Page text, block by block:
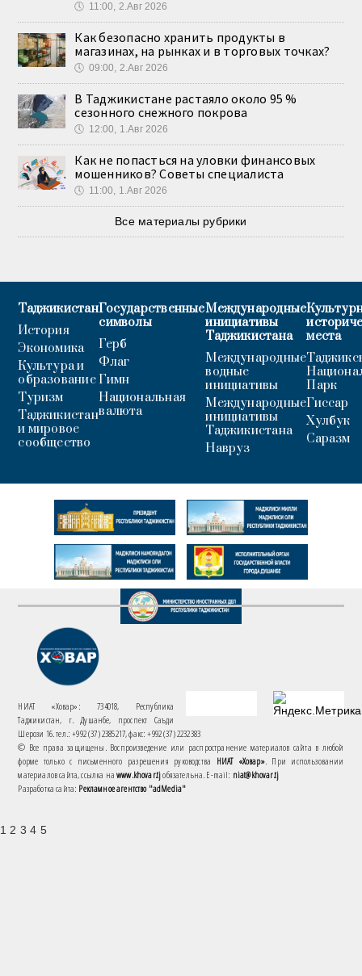
🕔 11:00, 2.Авг 2026
Как безопасно хранить продукты в
магазинах, на рынках и в торговых точках?
🕔 09:00, 2.Авг 2026
В Таджикистане растаяло около 95 %
сезонного снежного покрова
🕔 12:00, 1.Авг 2026
Как не попасться на уловки финансовых
мошенников? Советы специалиста
🕔 11:00, 1.Авг 2026
Все материалы рубрики
Таджикистан
История
Экономика
Культура и
образование
Туризм
Таджикистан
и мировое
сообщество
Государственные
символы
Герб
Флаг
Гимн
Национальная
валюта
Международные
инициативы
Таджикистана
Международные
водные
инициативы
Международные
инициативы
Таджикистана
Навруз
места
Парк
Гиссар
Хулбук
Саразм
НИАТ «Ховар»: 734018, Республика
Таджикистан, г. Душанбе, проспект Саъди
Шерози 16. тел.: +992 (37) 2385217, факс: +992 (37) 2232383
© Все права защищены. Воспроизведение или распространение материалов сайта в любой
форме только с письменного разрешения руководства НИАТ «Ховар». При использовании
материалов сайта, ссылка наwww.khovar.tjобязательна. E-mail: niat@khovar.tj
Разработка сайта: Рекламное агентство "adMedia"
1 2 3 4 5